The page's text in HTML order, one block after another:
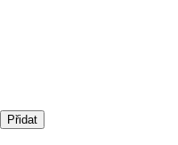
Přidat